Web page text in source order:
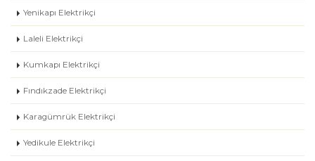
Yenikapı Elektrikçi
Laleli Elektrikçi
Kumkapı Elektrikçi
Fındıkzade Elektrikçi
Karagümrük Elektrikçi
Yedikule Elektrikçi